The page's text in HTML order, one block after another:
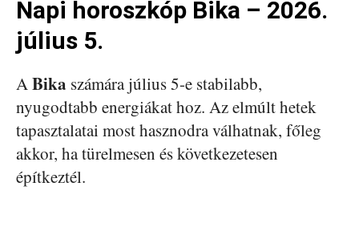
Napi horoszkóp Bika – 2026.
július 5.
ABika számára július 5-e stabilabb,
nyugodtabb energiákat hoz. Az elmúlt hetek
tapasztalatai most hasznodra válhatnak, főleg
akkor, ha türelmesen és következetesen
építkeztél.